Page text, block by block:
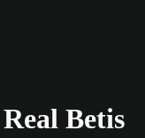
Real Betis